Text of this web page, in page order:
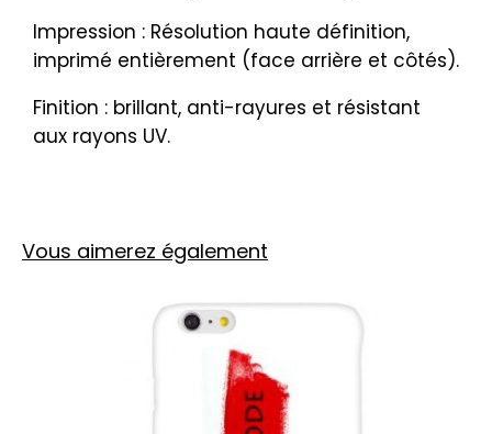
Impression : Résolution haute définition,
imprimé entièrement (face arrière et côtés).
Finition : brillant, anti-rayures et résistant
aux rayons UV.
Vous aimerez également